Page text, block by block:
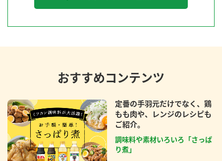
おすすめコンテンツ
定番の手羽元だけでなく、鶏
もも肉や、レンジのレシピも
ご紹介。
調味料や素材いろいろ「さっぱ
り煮」